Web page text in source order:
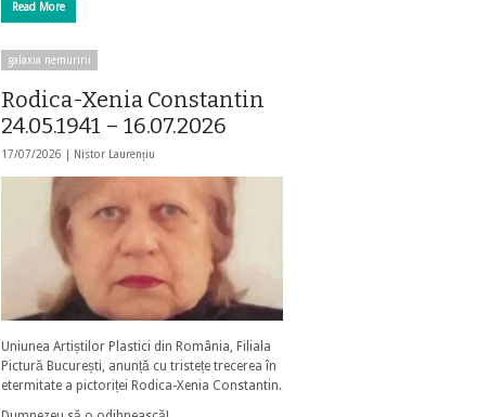
Read More
galaxia nemuririi
Rodica-Xenia Constantin
24.05.1941 – 16.07.2026
17/07/2026 | Nistor Laurențiu
Uniunea Artiștilor Plastici din România, Filiala
Pictură București, anunță cu tristețe trecerea în
etermitate a pictoriței Rodica-Xenia Constantin.